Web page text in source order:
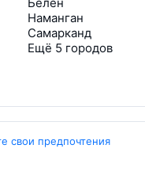
Наманган
Самарканд
Ещё 5 городов
свои предпочтения